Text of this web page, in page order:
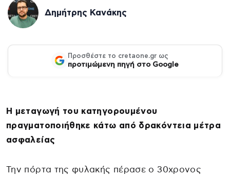
Δημήτρης Κανάκης
Προσθέστε το cretaone.gr ως
προτιμώμενη πηγή στο Google
Η μεταγωγή του κατηγορουμένου
πραγματοποιήθηκε κάτω από δρακόντεια μέτρα
ασφαλείας
Την πόρτα της φυλακής πέρασε ο 30χρονος